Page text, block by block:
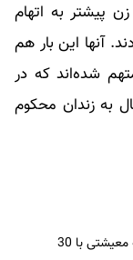
پیشتر به اتهام
آنها این بار هم
شده‌اند که در
به زندان محکوم
پرداخت کالابرگ برای مادران | واریزی یارانه معیشتی با 30